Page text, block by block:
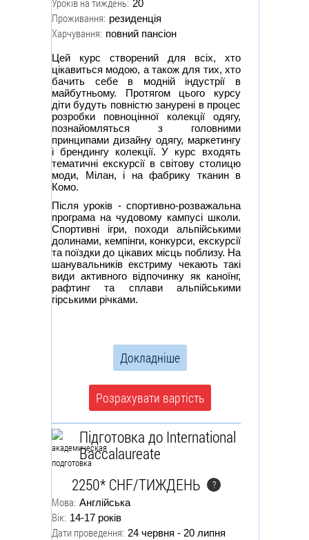
Уроків на тиждень: 20
Проживання: резиденція
Харчування: повний пансіон
Цей курс створений для всіх, хто
цікавиться модою, а також для тих, хто
бачить себе в модній індустрії в
майбутньому. Протягом цього курсу
діти будуть повністю занурені в процес
розробки повноцінної колекції одягу,
познайомляться з головними
принципами дизайну одягу, маркетингу
і брендингу колекції. У курс входять
тематичні екскурсії в світову столицю
моди, Мілан, і на фабрику тканин в
Комо.
Після уроків - спортивно-розважальна
програма на чудовому кампусі школи.
Спортивні ігри, походи альпійськими
долинами, кемпінги, конкурси, екскурсії
та поїздки до цікавих місць поблизу. На
шанувальників екстриму чекають такі
види активного відпочинку як каноїнг,
рафтинг та сплави альпійськими
гірськими річками.
Докладніше
Розрахувати вартість
Підготовка до International
Baccalaureate
2250* CHF/ТИЖДЕНЬ
?
Мова: Англійська
Вік: 14-17 років
Дати проведення: 24 червня - 20 липня